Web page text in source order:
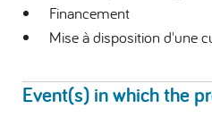
Financement
Mise à disposition d'une
Event(s) in which the